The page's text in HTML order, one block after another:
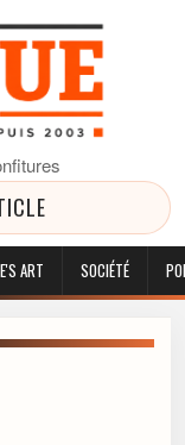
ART SOCIÉTÉ